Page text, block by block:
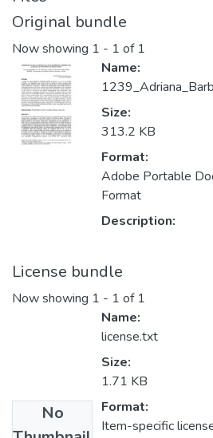
Original bundle
Now showing 1 - 1 of 1
Name:
Size:
313.2 KB
Format:
Adobe Portable
Format
Description:
License bundle
Now showing 1 - 1 of 1
No
Name:
license.txt
Size:
1.71 KB
Format:
Item-specific